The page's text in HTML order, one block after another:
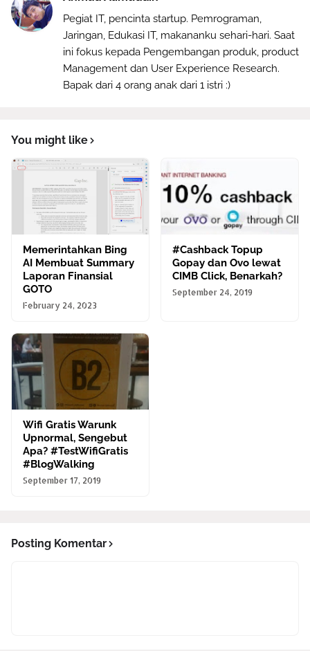
Pegiat IT, pencinta startup. Pemrograman,
Jaringan, Edukasi IT, makananku sehari-hari. Saat
ini fokus kepada Pengembangan produk, product
Management dan User Experience Research.
Bapak dari 4 orang anak dari 1 istri :)
You might like
Memerintahkan Bing
AI Membuat Summary
Laporan Finansial
GOTO
February 24, 2023
#Cashback Topup
Gopay dan Ovo lewat
CIMB Click, Benarkah?
September 24, 2019
Wifi Gratis Warunk
Upnormal, Sengebut
Apa? #TestWifiGratis
#BlogWalking
September 17, 2019
Posting Komentar